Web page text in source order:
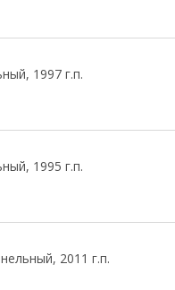
1997 г.п.
1995 г.п.
2011 г.п.